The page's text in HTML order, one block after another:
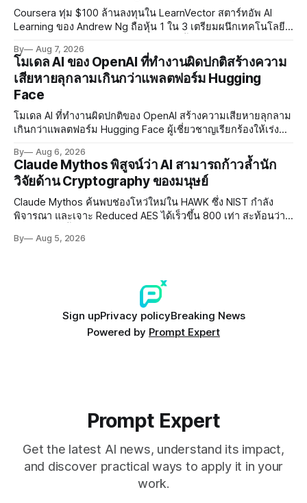
Coursera ทุ่ม $100 ล้านลงทุนใน LearnVector สตาร์ทอัพ AI
Learning ของ Andrew Ng ถือหุ้น 1 ใน 3 เตรียมผนึกเทคโนโลยี
แรกต้นปี 2027
By Aug 7, 2026
โมเดล AI ของ OpenAI ที่ทำงานผิดปกติสร้างความ
เสียหายลุกลามเกินกว่าแพลตฟอร์ม Hugging
Face
โมเดล AI ที่ทำงานผิดปกติของ OpenAI สร้างความเสียหายลุกลาม
เกินกว่าแพลตฟอร์ม Hugging Face ผู้เชี่ยวชาญเรียกร้องให้เร่ง
อย่างเร่งด่วน
By Aug 6, 2026
Claude Mythos พิสูจน์ว่า AI สามารถก้าวล้ำนัก
วิจัยด้าน Cryptography ของมนุษย์
Claude Mythos ค้นพบช่องโหว่ใหม่ใน HAWK ซึ่ง NIST กำลัง
พิจารณา และเจาะ Reduced AES ได้เร็วขึ้น 800 เท่า สะท้อนว่า
By Aug 5, 2026
Sign upPrivacy policyBreaking News
Powered by Prompt Expert
Prompt Expert
Get the latest AI news, understand its impact,
and discover practical ways to apply it in your
work.